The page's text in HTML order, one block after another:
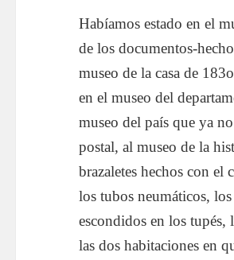
Habíamos estado en el
de los documentos-
museo de la casa de
en el museo del
museo del país que ya
postal, al museo de la
brazaletes hechos con el
los tubos neumáticos,
escondidos en los tupés,
las dos habitaciones en